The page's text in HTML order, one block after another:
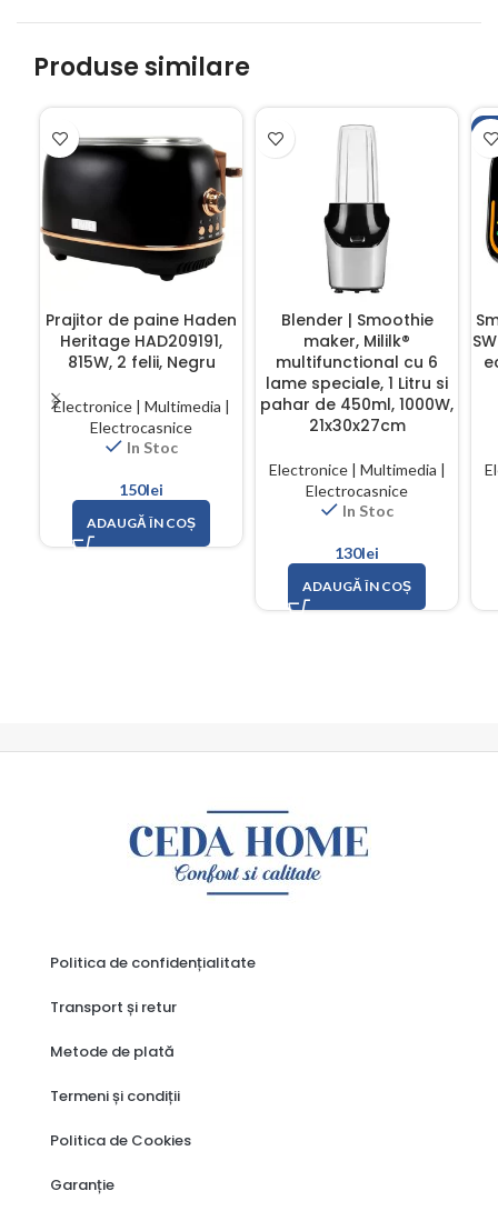
Produse similare
Prajitor de paine Haden
Heritage HAD209191,
815W, 2 felii, Negru
Electronice | Multimedia |
Electrocasnice
In Stoc
150lei
ADAUGĂ ÎN COȘ
Blender | Smoothie
maker, Mililk®
multifunctional cu 6
lame speciale, 1 Litru si
pahar de 450ml, 1000W,
21x30x27cm
Electronice | Multimedia |
Electrocasnice
In Stoc
130lei
ADAUGĂ ÎN COȘ
Politica de confidențialitate
Transport și retur
Metode de plată
Termeni și condiții
Politica de Cookies
Garanție